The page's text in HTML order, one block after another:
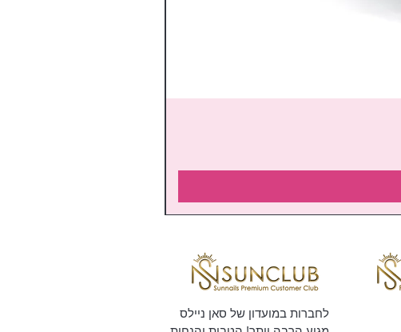
לחברות במועדון של סאן ניילס